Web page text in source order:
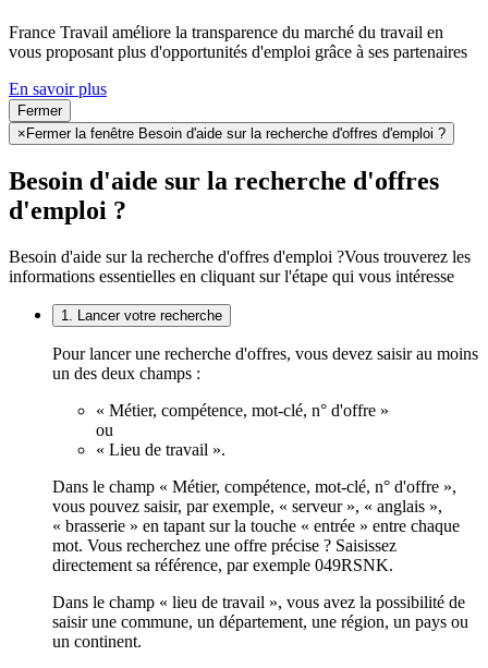
France Travail améliore la transparence du marché du travail en
vous proposant plus d'opportunités d'emploi grâce à ses partenaires
En savoir plus
Fermer
× Fermer la fenêtre Besoin d'aide sur la recherche d'offres d'emploi ?
Besoin d'aide sur la recherche d'offres
d'emploi ?
Besoin d'aide sur la recherche d'offres d'emploi ?Vous trouverez les
informations essentielles en cliquant sur l'étape qui vous intéresse
1. Lancer votre recherche
Pour lancer une recherche d'offres, vous devez saisir au moins
un des deux champs :
« Métier, compétence, mot-clé, n° d'offre »
ou
« Lieu de travail ».
Dans le champ « Métier, compétence, mot-clé, n° d'offre »,
vous pouvez saisir, par exemple, « serveur », « anglais »,
« brasserie » en tapant sur la touche « entrée » entre chaque
mot. Vous recherchez une offre précise ? Saisissez
directement sa référence, par exemple 049RSNK.
Dans le champ « lieu de travail », vous avez la possibilité de
saisir une commune, un département, une région, un pays ou
un continent.